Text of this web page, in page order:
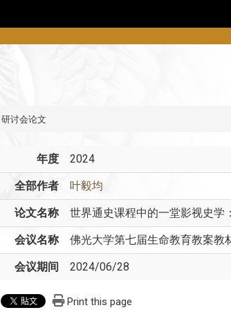
研讨会论文
年度 2024
全部作者 叶毅均
论文名称 世界通史课程中的一堂影视史学
会议名称 佛光大学第七届生命教育教案教
会议期间 2024/06/28
Print this page